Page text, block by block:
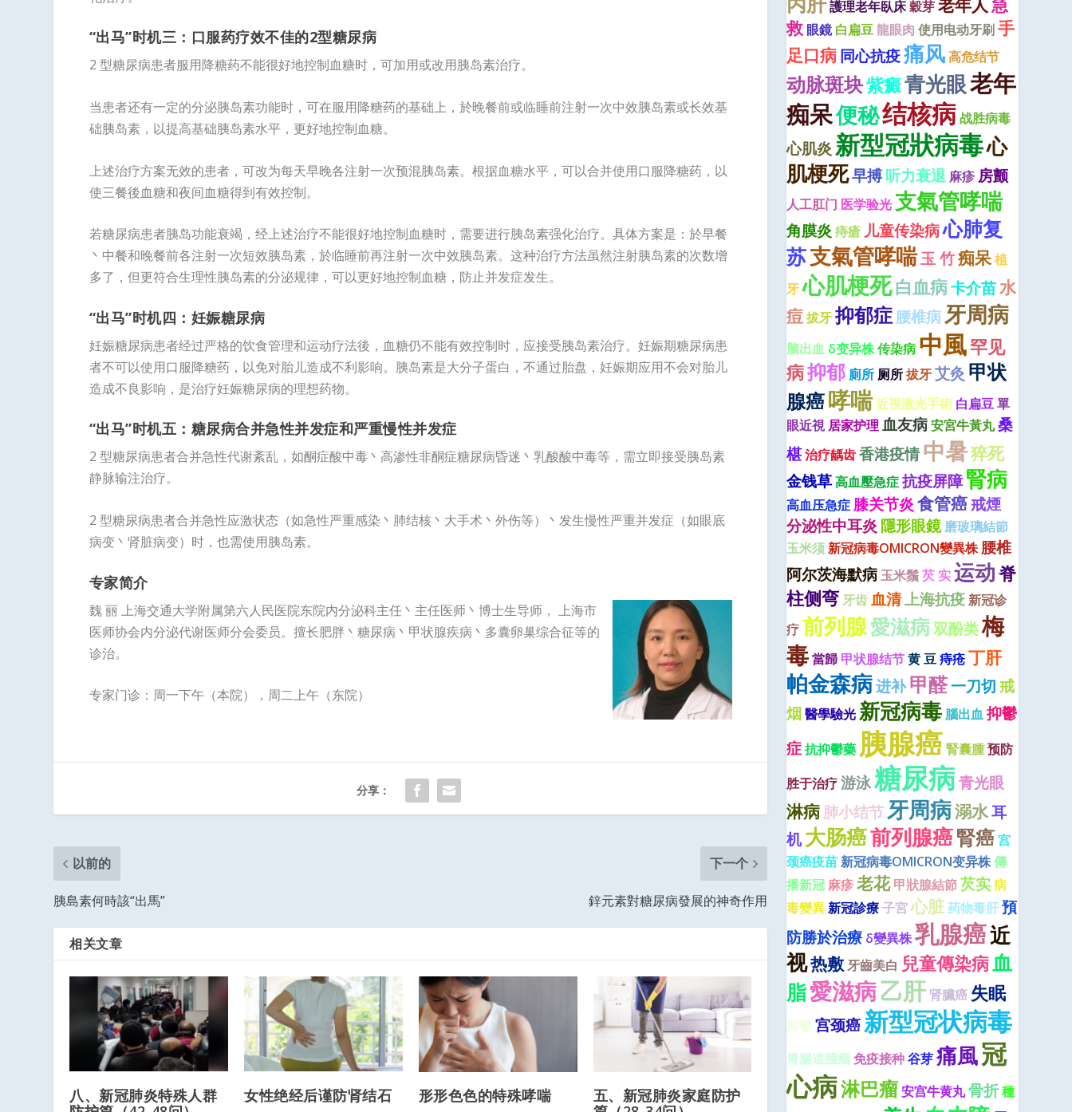
“出马”时机三：口服药疗效不佳的2型糖尿病
2 型糖尿病患者服用降糖药不能很好地控制血糖时，可加用或改用胰岛素治疗。
当患者还有一定的分泌胰岛素功能时，可在服用降糖药的基础上，於晚餐前或临睡前注射一次中效胰岛素或长效基
础胰岛素，以提高基础胰岛素水平，更好地控制血糖。
上述治疗方案无效的患者，可改为每天早晚各注射一次预混胰岛素。根据血糖水平，可以合并使用口服降糖药，以
使三餐後血糖和夜间血糖得到有效控制。
若糖尿病患者胰岛功能衰竭，经上述治疗不能很好地控制血糖时，需要进行胰岛素强化治疗。具体方案是：於早餐
丶中餐和晚餐前各注射一次短效胰岛素，於临睡前再注射一次中效胰岛素。这种治疗方法虽然注射胰岛素的次数增
多了，但更符合生理性胰岛素的分泌规律，可以更好地控制血糖，防止并发症发生。
“出马”时机四：妊娠糖尿病
妊娠糖尿病患者经过严格的饮食管理和运动疗法後，血糖仍不能有效控制时，应接受胰岛素治疗。妊娠期糖尿病患
者不可以使用口服降糖药，以免对胎儿造成不利影响。胰岛素是大分子蛋白，不通过胎盘，妊娠期应用不会对胎儿
造成不良影响，是治疗妊娠糖尿病的理想药物。
“出马”时机五：糖尿病合并急性并发症和严重慢性并发症
2 型糖尿病患者合并急性代谢紊乱，如酮症酸中毒丶高渗性非酮症糖尿病昏迷丶乳酸酸中毒等，需立即接受胰岛素
静脉输注治疗。
2 型糖尿病患者合并急性应激状态（如急性严重感染丶肺结核丶大手术丶外伤等）丶发生慢性严重并发症（如眼底
病变丶肾脏病变）时，也需使用胰岛素。
专家简介
魏 丽 上海交通大学附属第六人民医院东院内分泌科主任丶主任医师丶博士生导师， 上海市
医师协会内分泌代谢医师分会委员。擅长肥胖丶糖尿病丶甲状腺疾病丶多囊卵巢综合征等的
诊治。
专家门诊：周一下午（本院），周二上午（东院）
分享：
以前的
胰島素何時該“出馬”
下一个
鋅元素對糖尿病發展的神奇作用
相关文章
八、新冠肺炎特殊人群
女性绝经后谨防肾结石 形形色色的特殊哮喘
五、新冠肺炎家庭防护
護理老年臥床穀芽老年人急
救 眼鏡 白扁豆龍眼肉 使用电动牙刷手
足口病同心抗疫痛风高危结节
动脉斑块紫癜青光眼老年
痴呆便秘结核病战胜病毒
心肌炎新型冠狀病毒心
肌梗死早搏听力衰退 麻疹房颤
人工肛门 医学验光支氣管哮喘
角膜炎痔瘡儿童传染病心肺复
苏支氣管哮喘玉 竹痴呆植
牙心肌梗死白血病卡介苗水
痘拔牙抑郁症腰椎病牙周病
脑出血 δ变异株传染病 中風罕见
病抑郁 廁所 厕所拔牙艾灸 甲状
腺癌哮喘近視激光手術 白扁豆單
眼近視 居家护理 血友病安宮牛黃丸桑
椹治疗龋齿香港疫情中暑猝死
金钱草高血壓急症抗疫屏障腎病
高血压急症膝关节炎食管癌戒煙
分泌性中耳炎隱形眼鏡 磨玻璃結節
玉米须新冠病毒OMICRON變異株腰椎
阿尔茨海默病玉米鬚芡 实运动脊
柱侧弯牙齿血清上海抗疫新冠诊
疗前列腺愛滋病双酚类梅
毒當歸 甲状腺结节黄 豆痔疮丁肝
帕金森病进补甲醛一刀切 戒
烟醫學驗光新冠病毒 腦出血抑鬱
症抗抑鬱藥 胰腺癌腎囊腫预防
胜于治疗游泳糖尿病青光眼
淋病肺小结节牙周病溺水耳
机大肠癌前列腺癌腎癌宫
颈癌疫苗新冠病毒OMICRON变异株傳
播新冠 麻疹老花 甲狀腺結節芡实病
毒變異新冠診療子宮心脏药物毒肝預
防勝於治療 δ變異株乳腺癌近
视热敷牙齒美白 兒童傳染病血
脂愛滋病乙肝 肾臟癌失眠
抑鬱宫颈癌新型冠状病毒
胃腸道腫瘤免疫接种谷芽痛風冠
心病淋巴瘤安宫牛黄丸骨折種